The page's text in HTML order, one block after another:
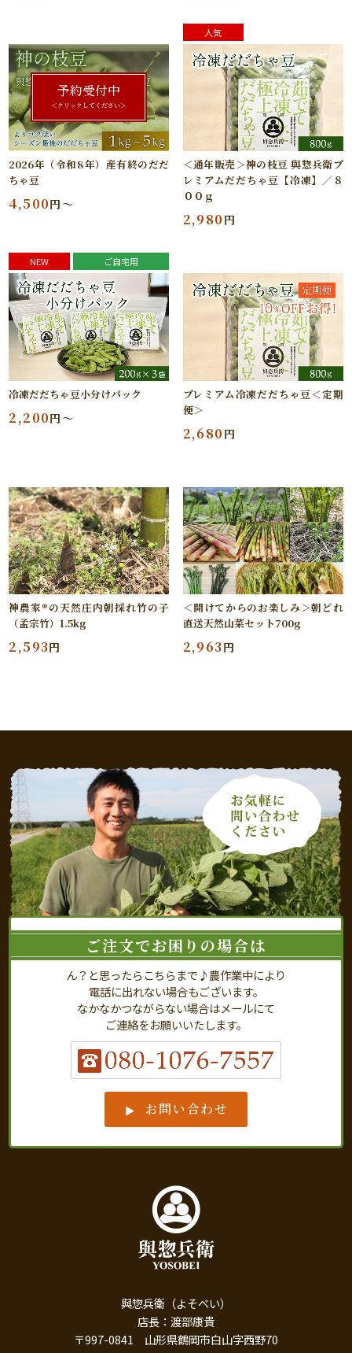
予約受付中
＜クリックしてください＞
2026年（令和8年）産有終のだだ
ちゃ豆
4,500円～
人気
＜通年販売＞神の枝豆 與惣兵衛プ
レミアムだだちゃ豆【冷凍】／８
００ｇ
2,980円
NEW ご自宅用
冷凍だだちゃ豆小分けパック
2,200円～
プレミアム冷凍だだちゃ豆＜定期
便＞
2,680円
神農家®の天然庄内朝採れ竹の子
（孟宗竹）1.5kg
2,593円
＜開けてからのお楽しみ＞朝どれ
直送天然山菜セット700g
2,963円
ご注文でお困りの場合は
ん？と思ったらこちらまで♪農作業中により
電話に出れない場合もございます。
なかなかつながらない場合はメールにて
ご連絡をお願いいたします。
お問い合わせ
與惣兵衛（よそべい）
店長：渡部康貴
〒997-0841 山形県鶴岡市白山字西野70